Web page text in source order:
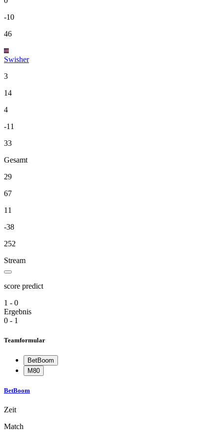
-10
46
Swisher
3
14
4
-11
33
Gesamt
29
67
11
-38
252
Stream
score predict
1 - 0
Ergebnis
0 - 1
Teamformular
BetBoom
M80
BetBoom
Zeit
Match